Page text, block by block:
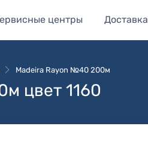
центры Доставка
Madeira Rayon №40 200м
цвет 1160